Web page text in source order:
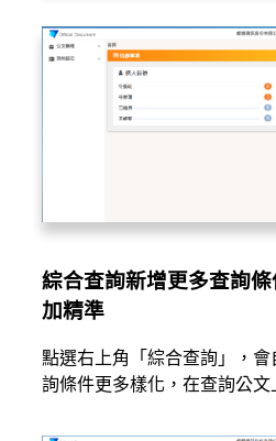
綜合查詢新增更多查詢
加精準
點選右上角「綜合查詢」，
詢條件更多樣化，在查詢公文